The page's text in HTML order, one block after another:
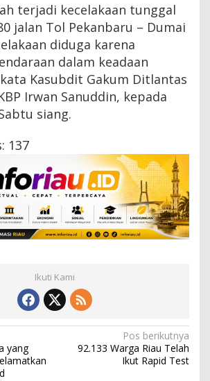
terjadi kecelakaan tunggal
jalan Tol Pekanbaru – Dumai
diduga karena
dalam keadaan
Kasubdit Gakum Ditlantas
Irwan Sanuddin, kepada
siang.
137
Ikuti Kami
yang
Pos berikutnya
92.133 Warga Riau Telah
Ikut Rapid Test